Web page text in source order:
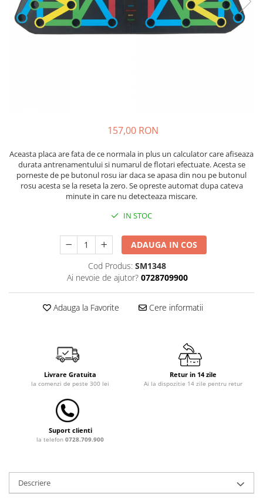
Lenjerii patut 140 x 70 cm
Lenjerie patuturi tineret
Comode copii
Bariere si protectie laterala pat
Bariere de protectie pat
Costum carnaval copii
Dulap si cutii depozitare jucarii
Fotolii copii
Lampi de veghe
Sac de dormit copii
Sac de dormit 60 cm
Sac de dormit 70 cm
Sac de dormit 80 cm
Sac de dormit 90 cm
Sac de dormit 100 cm
Sac de dormit 130 cm
Sac de dormit 140 cm
Biciclete fara pedale
Casca protectie copii
Papusi si cele necesare
Trenulete jucarii
Trambuline si accesorii
Accesorii Trambuline
Tensiometre
Termometre
Saltele si Covoare sport Fitness
sau Yoga
Scara antrenament
157,00 RON
Aceasta placa are fata de ce normala in plus un calculator care afiseaza
durata antrenamentului si numarul de flotari efectuate. Acesta se
porneste de pe butonul rosu iar daca se apasa din nou pe butonul
rosu acesta se la reseta la zero. Se opreste automat dupa cateva
minute in care nu detecteaza miscare.
IN STOC
ADAUGA IN COS
Cod Produs: SM1348
Ai nevoie de ajutor? 0728709900
Adauga la Favorite Cere informatii
Livrare Gratuita
la comenzi de peste 300 lei
Retur in 14 zile
Ai la dispozitie 14 zile pentru retur
Suport clienti
la telefon 0728.709.900
Descriere